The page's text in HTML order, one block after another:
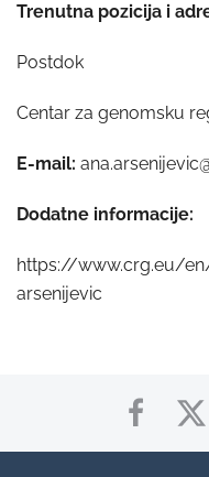
Trenutna pozicija i
Postdok
Centar za genomsku
E-mail:
Dodatne informacije:
https://www.crg.eu/
arsenijevic